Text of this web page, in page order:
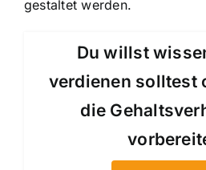
gestaltet werden.
Du willst
verdienen solltest
die